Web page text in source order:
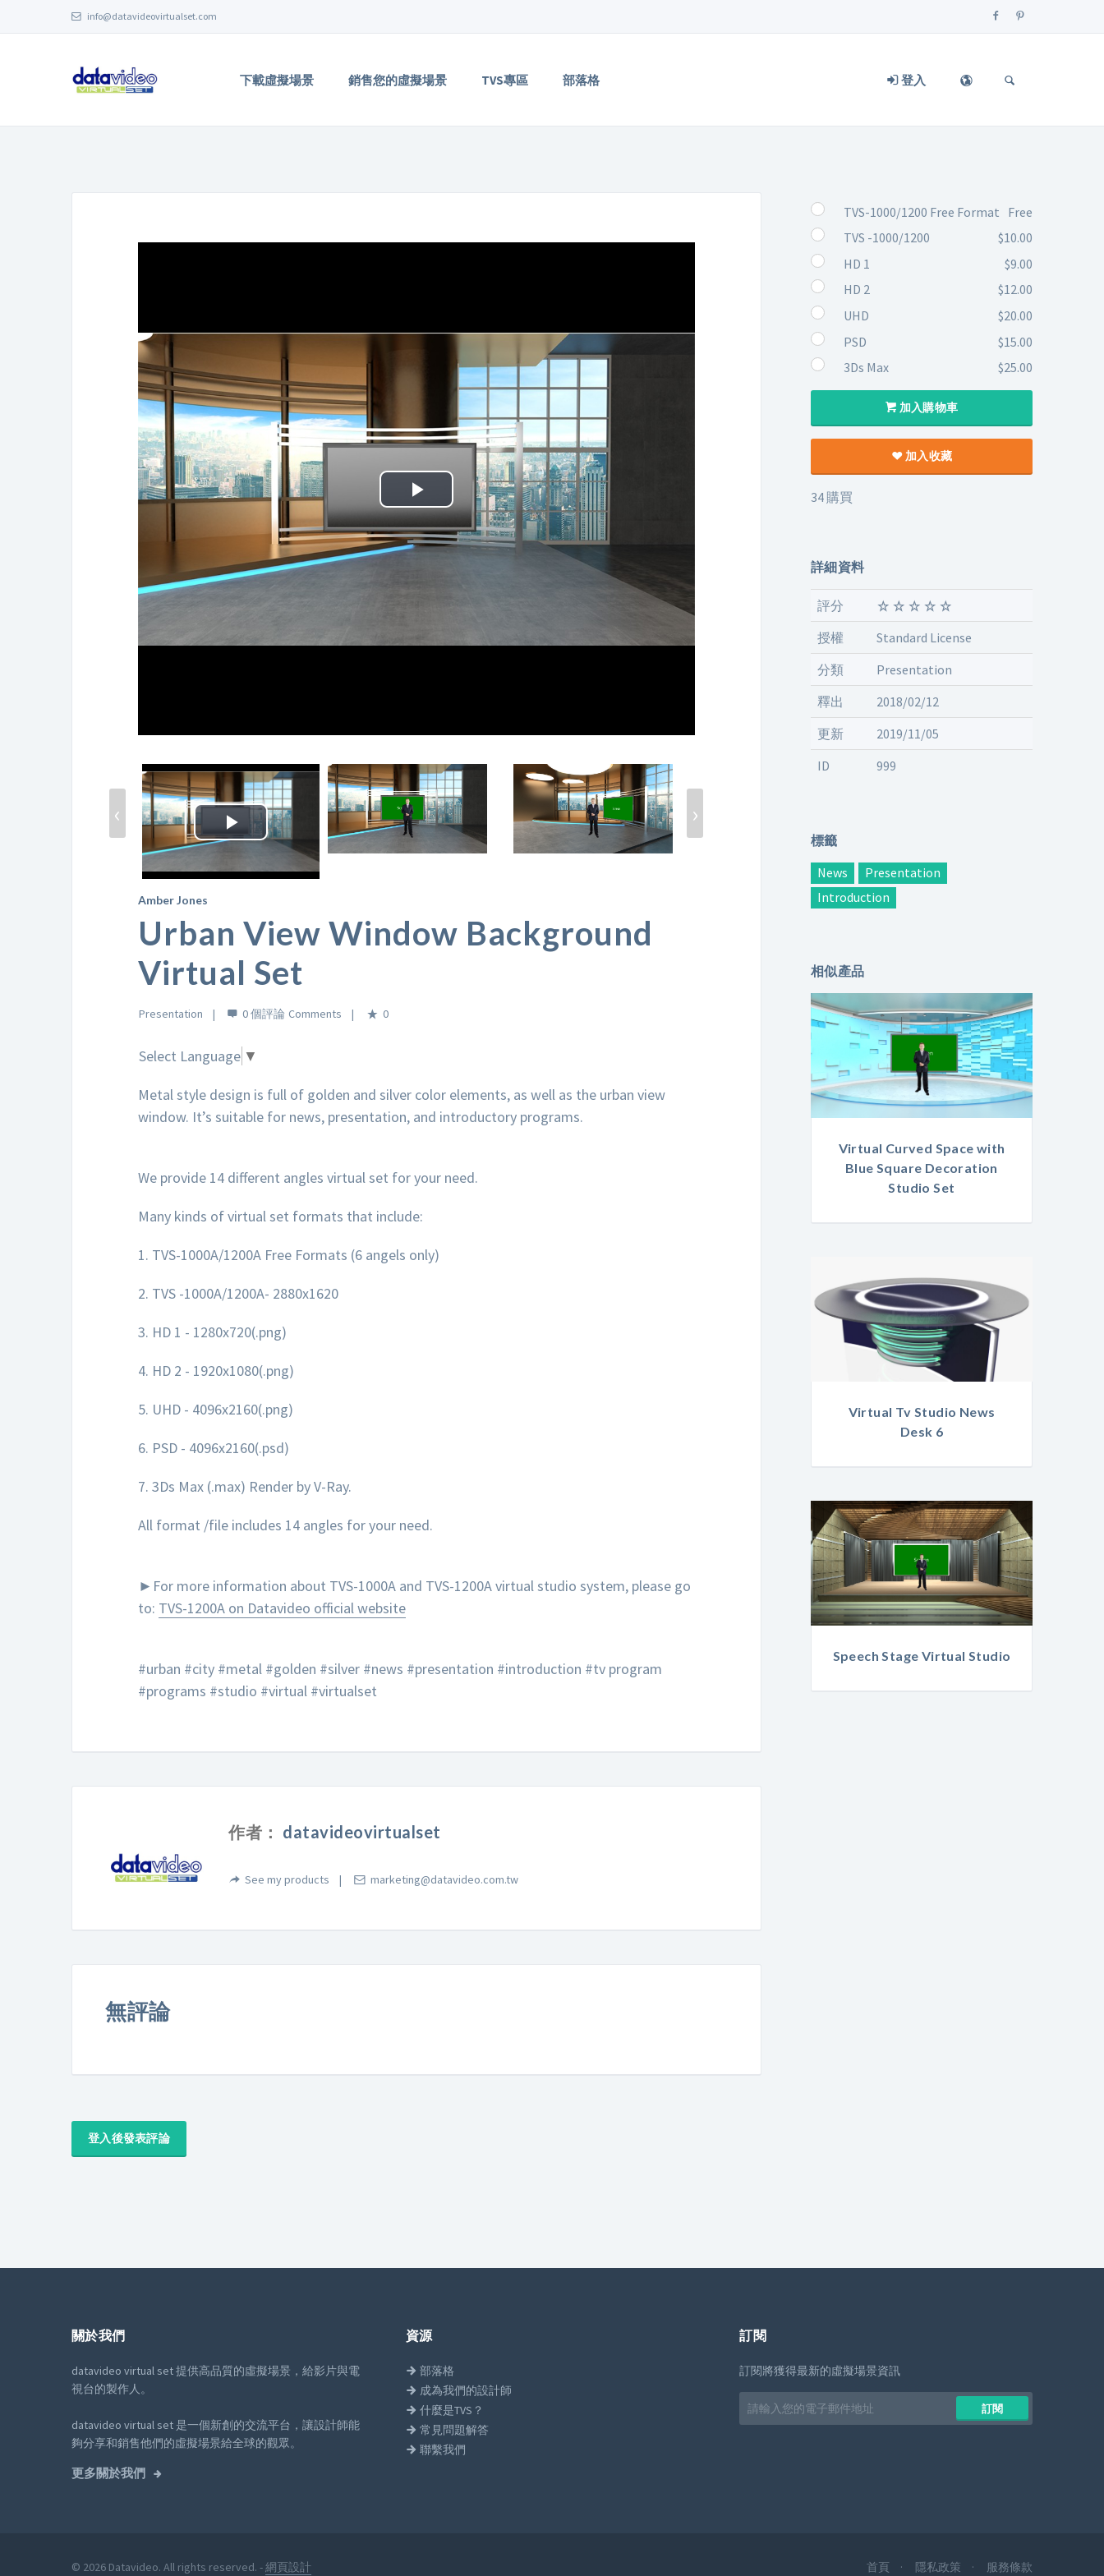
info@datavideovirtualset.com
下載虛擬場景 銷售您的虛擬場景 TVS專區 部落格 登入
Play
Video
Play
Video
‹ ›
Amber Jones
Urban View Window Background
Virtual Set
Presentation 0 個評論 0
Select Language ▼
Metal style design is full of golden and silver color elements, as well as the urban view
window. It’s suitable for news, presentation, and introductory programs.
We provide 14 different angles virtual set for your need.
Many kinds of virtual set formats that include:
1. TVS-1000A/1200A Free Formats (6 angels only)
2. TVS -1000A/1200A- 2880x1620
3. HD 1 - 1280x720(.png)
4. HD 2 - 1920x1080(.png)
5. UHD - 4096x2160(.png)
6. PSD - 4096x2160(.psd)
7. 3Ds Max (.max) Render by V-Ray.
All format /file includes 14 angles for your need.
►For more information about TVS-1000A and TVS-1200A virtual studio system, please go
to: TVS-1200A on Datavideo official website
#urban #city #metal #golden #silver #news #presentation #introduction #tv program
#programs #studio #virtual #virtualset
作者： datavideovirtualset
See my products marketing@datavideo.com.tw
無評論
登入後發表評論
TVS-1000/1200 Free Format Free
TVS -1000/1200
$10.00
HD 1
$9.00
HD 2
$12.00
UHD
$20.00
PSD
$15.00
3Ds Max
$25.00
加入購物車
加入收藏
34 購買
詳細資料
評分
授權
Standard License
分類
Presentation
釋出
2018/02/12
更新
2019/11/05
ID
999
標籤
News
Presentation
Introduction
相似產品
Virtual Curved Space with
Blue Square Decoration
Studio Set
Virtual Tv Studio News
Desk 6
Speech Stage Virtual Studio
關於我們
datavideo virtual set 提供高品質的虛擬場景，給影片與電
視台的製作人。
datavideo virtual set 是一個新創的交流平台，讓設計師能
夠分享和銷售他們的虛擬場景給全球的觀眾。
更多關於我們
資源
部落格
成為我們的設計師
什麼是TVS？
常見問題解答
聯繫我們
訂閱
訂閱將獲得最新的虛擬場景資訊
Email
address
訂閱
© 2026 Datavideo. All rights reserved. -網頁設計 首頁 隱私政策 服務條款